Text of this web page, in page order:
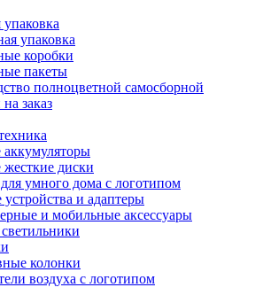
упаковка
коробки
пакеты
полноцветной самосборной
заказ
диски
умного дома с логотипом
устройства и адаптеры
и мобильные аксессуары
колонки
воздуха с логотипом